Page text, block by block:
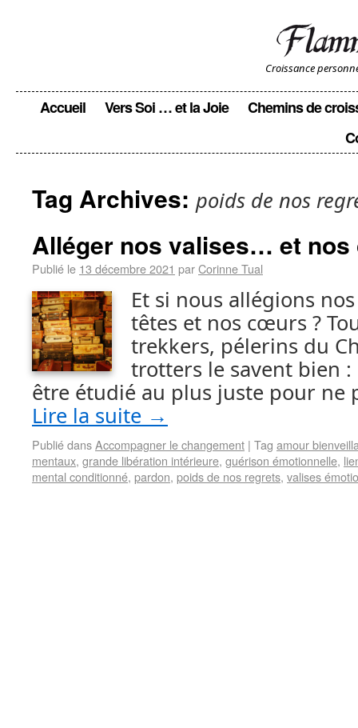
Croissance
Accueil Vers Soi … et la Joie
Chemins de
Tag Archives: poids de nos
Alléger nos valises… et nos
Publié le 13 décembre 2021 parCorinne Tual
Et si nous allégions
têtes et nos cœurs ?
trekkers, pélerins du
trotters le savent bien
être étudié au plus juste pour ne
Lire la suite →
Publié dansAccompagner le changement | Tag amour
mentaux, grande libération intérieure, guérison émotionnelle,
mental conditionné, pardon, poids de nos regrets, valises